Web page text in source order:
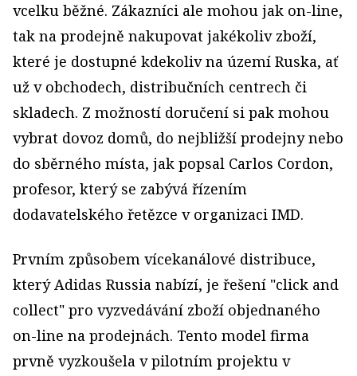
vcelku běžné. Zákazníci ale mohou jak on-line,
tak na prodejně nakupovat jakékoliv zboží,
které je dostupné kdekoliv na území Ruska, ať
už v obchodech, distribučních centrech či
skladech. Z možností doručení si pak mohou
vybrat dovoz domů, do nejbližší prodejny nebo
do sběrného místa, jak popsal Carlos Cordon,
profesor, který se zabývá řízením
dodavatelského řetězce v organizaci IMD.
Prvním způsobem vícekanálové distribuce,
který Adidas Russia nabízí, je řešení "click and
collect" pro vyzvedávání zboží objednaného
on-line na prodejnách. Tento model firma
prvně vyzkoušela v pilotním projektu v